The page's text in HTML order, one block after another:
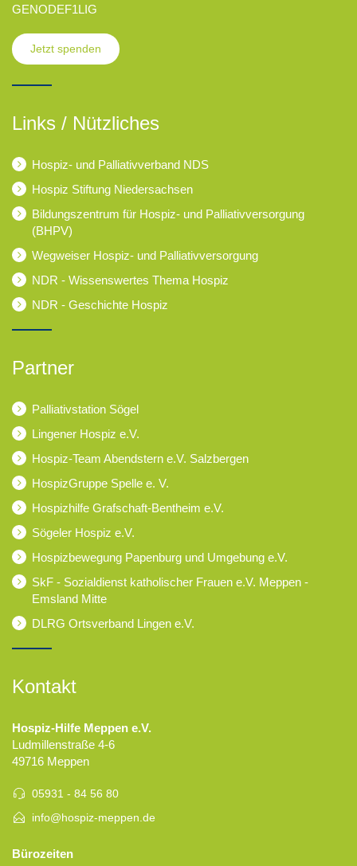
GENODEF1LIG
Jetzt spenden
Links / Nützliches
Hospiz- und Palliativverband NDS
Hospiz Stiftung Niedersachsen
Bildungszentrum für Hospiz- und Palliativversorgung
(BHPV)
Wegweiser Hospiz- und Palliativversorgung
NDR - Wissenswertes Thema Hospiz
NDR - Geschichte Hospiz
Partner
Palliativstation Sögel
Lingener Hospiz e.V.
Hospiz-Team Abendstern e.V. Salzbergen
HospizGruppe Spelle e. V.
Hospizhilfe Grafschaft-Bentheim e.V.
Sögeler Hospiz e.V.
Hospizbewegung Papenburg und Umgebung e.V.
SkF - Sozialdienst katholischer Frauen e.V. Meppen -
Emsland Mitte
DLRG Ortsverband Lingen e.V.
Kontakt
Hospiz-Hilfe Meppen e.V.
Ludmillenstraße 4-6
49716 Meppen
05931 - 84 56 80
info@hospiz-meppen.de
Bürozeiten